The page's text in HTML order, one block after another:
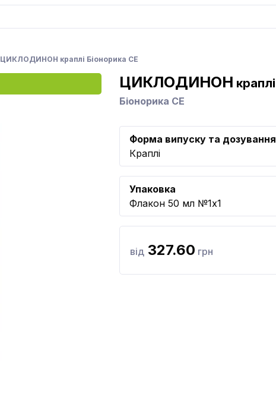
ЦИКЛОДИНОН краплі Біонорика СЕ
ЦИКЛОДИНОН краплі
Біонорика СЕ
Форма випуску та дозування
Краплі
Упаковка
Флакон 50 мл №1x1
від 327.60 грн